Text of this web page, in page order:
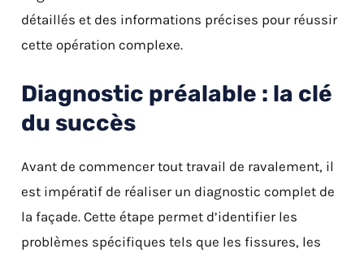
détaillés et des informations précises pour réussir
cette opération complexe.
Diagnostic préalable : la clé
du succès
Avant de commencer tout travail de ravalement, il
est impératif de réaliser un diagnostic complet de
la façade. Cette étape permet d’identifier les
problèmes spécifiques tels que les fissures, les